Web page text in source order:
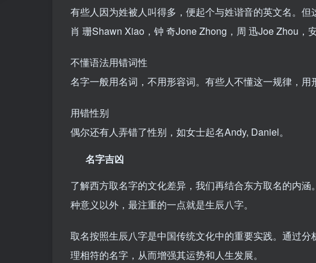
有些人因为姓被人叫得多，便起个与姓谐音的英文名。
肖 珊Shawn Xiao，钟 奇Jone Zhong，周 迅Joe Zhou，
不懂语法用错词性
名字一般用名词，不用形容词。有些人不懂这一规律，用
用错性别
偶尔还有人弄错了性别，如女士起名Andy, Daniel。
名字吉凶
了解西方取名字的文化差异，我们再结合东方取名的内
种意义以外，最注重的一点就是生辰八字。
取名按照生辰八字是中国传统文化中的重要实践。通过
理相符的名字，从而增强其运势和人生发展。